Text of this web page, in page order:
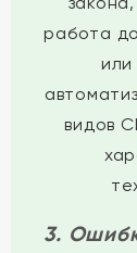
работа
видов
3.